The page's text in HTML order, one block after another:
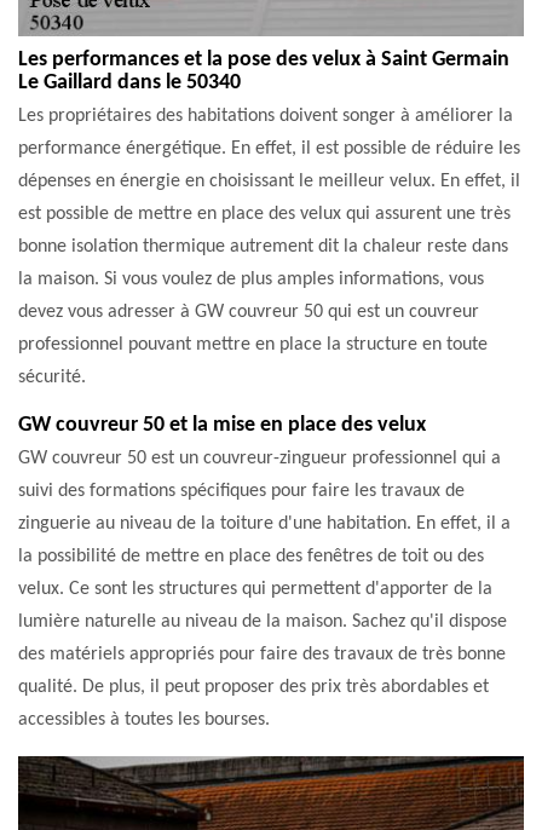
Les performances et la pose des velux à Saint Germain
Le Gaillard dans le 50340
Les propriétaires des habitations doivent songer à améliorer la
performance énergétique. En effet, il est possible de réduire les
dépenses en énergie en choisissant le meilleur velux. En effet, il
est possible de mettre en place des velux qui assurent une très
bonne isolation thermique autrement dit la chaleur reste dans
la maison. Si vous voulez de plus amples informations, vous
devez vous adresser à GW couvreur 50 qui est un couvreur
professionnel pouvant mettre en place la structure en toute
sécurité.
GW couvreur 50 et la mise en place des velux
GW couvreur 50 est un couvreur-zingueur professionnel qui a
suivi des formations spécifiques pour faire les travaux de
zinguerie au niveau de la toiture d'une habitation. En effet, il a
la possibilité de mettre en place des fenêtres de toit ou des
velux. Ce sont les structures qui permettent d'apporter de la
lumière naturelle au niveau de la maison. Sachez qu'il dispose
des matériels appropriés pour faire des travaux de très bonne
qualité. De plus, il peut proposer des prix très abordables et
accessibles à toutes les bourses.